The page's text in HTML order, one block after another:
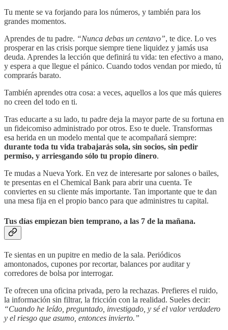
Tu mente se va forjando para los números, y también para los
grandes momentos.
Aprendes de tu padre. “Nunca debas un centavo”, te dice. Lo ves
prosperar en las crisis porque siempre tiene liquidez y jamás usa
deuda. Aprendes la lección que definirá tu vida: ten efectivo a mano,
y espera a que llegue el pánico. Cuando todos vendan por miedo, tú
comprarás barato.
También aprendes otra cosa: a veces, aquellos a los que más quieres
no creen del todo en ti.
Tras educarte a su lado, tu padre deja la mayor parte de su fortuna en
un fideicomiso administrado por otros. Eso te duele. Transformas
esa herida en un modelo mental que te acompañará siempre:
durante toda tu vida trabajarás sola, sin socios, sin pedir
permiso, y arriesgando sólo tu propio dinero.
Te mudas a Nueva York. En vez de interesarte por salones o bailes,
te presentas en el Chemical Bank para abrir una cuenta. Te
conviertes en su cliente más importante. Tan importante que te dan
una mesa fija en el propio banco para que administres tu capital.
Tus días empiezan bien temprano, a las 7 de la mañana.
Te sientas en un pupitre en medio de la sala. Periódicos
amontonados, cupones por recortar, balances por auditar y
corredores de bolsa por interrogar.
Te ofrecen una oficina privada, pero la rechazas. Prefieres el ruido,
la información sin filtrar, la fricción con la realidad. Sueles decir:
“Cuando he leído, preguntado, investigado, y sé el valor verdadero
y el riesgo que asumo, entonces invierto.”